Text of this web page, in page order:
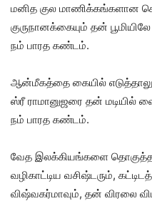
மனித குல மாணிக்கங்களான
குருநானக்கையும் தன்
நம் பாரத கண்டம்.
ஆன்மீகத்தை கையில்
ஸ்ரீ ராமானுஜரை தன் மடியில்
நம் பாரத கண்டம்.
வேத இலக்கியங்களை
வழிகாட்டிய வசிஷ்டரும்,
விஷ்வகர்மாவும், தன் விரலை